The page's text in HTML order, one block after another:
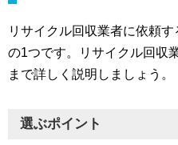
リサイクル回収業者に依頼
の1つです。リサイクル回収
まで詳しく説明しましょう。
選ぶポイント